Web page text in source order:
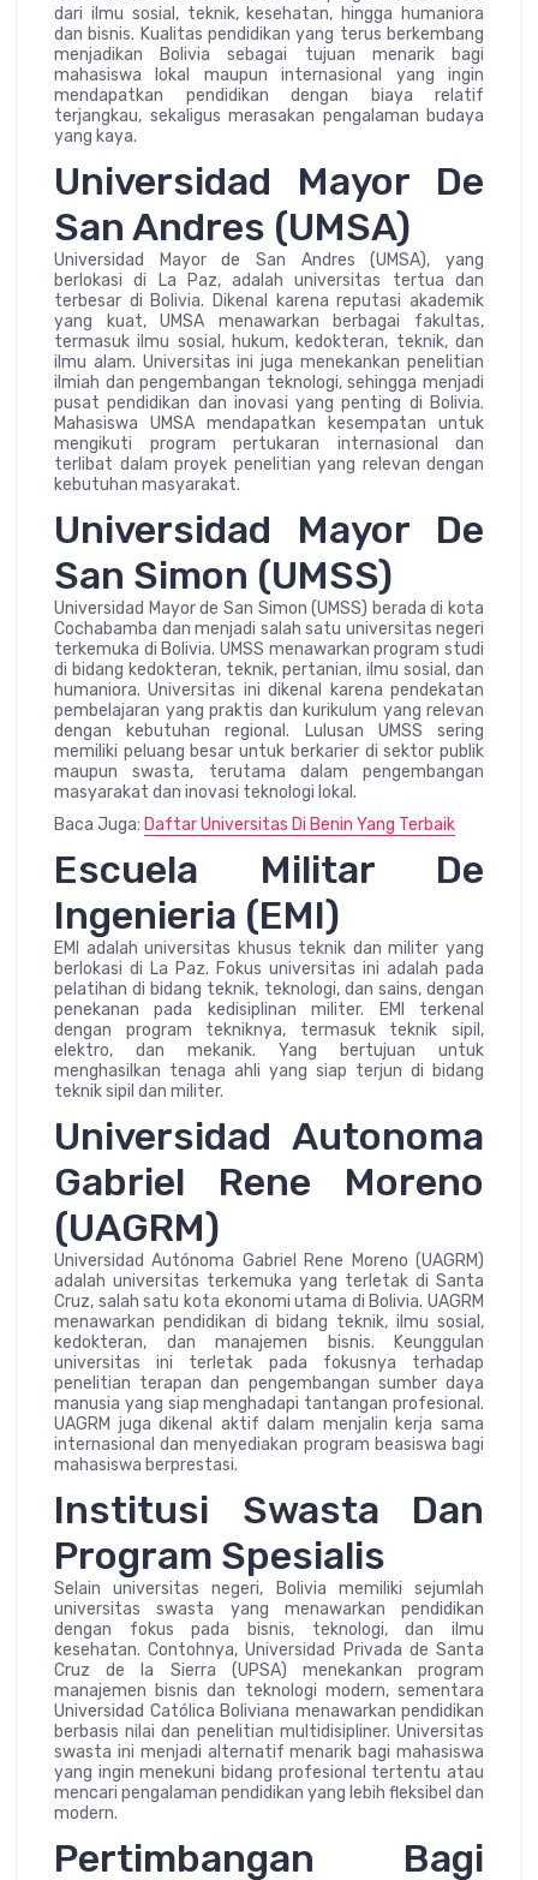
dari ilmu sosial, teknik, kesehatan, hingga humaniora
dan bisnis. Kualitas pendidikan yang terus berkembang
menjadikan Bolivia sebagai tujuan menarik bagi
mahasiswa lokal maupun internasional yang ingin
mendapatkan pendidikan dengan biaya relatif
terjangkau, sekaligus merasakan pengalaman budaya
yang kaya.
Universidad Mayor De
San Andres (UMSA)
Universidad Mayor de San Andres (UMSA), yang
berlokasi di La Paz, adalah universitas tertua dan
terbesar di Bolivia. Dikenal karena reputasi akademik
yang kuat, UMSA menawarkan berbagai fakultas,
termasuk ilmu sosial, hukum, kedokteran, teknik, dan
ilmu alam. Universitas ini juga menekankan penelitian
ilmiah dan pengembangan teknologi, sehingga menjadi
pusat pendidikan dan inovasi yang penting di Bolivia.
Mahasiswa UMSA mendapatkan kesempatan untuk
mengikuti program pertukaran internasional dan
terlibat dalam proyek penelitian yang relevan dengan
kebutuhan masyarakat.
Universidad Mayor De
San Simon (UMSS)
Universidad Mayor de San Simon (UMSS) berada di kota
Cochabamba dan menjadi salah satu universitas negeri
terkemuka di Bolivia. UMSS menawarkan program studi
di bidang kedokteran, teknik, pertanian, ilmu sosial, dan
humaniora. Universitas ini dikenal karena pendekatan
pembelajaran yang praktis dan kurikulum yang relevan
dengan kebutuhan regional. Lulusan UMSS sering
memiliki peluang besar untuk berkarier di sektor publik
maupun swasta, terutama dalam pengembangan
masyarakat dan inovasi teknologi lokal.
Baca Juga: Daftar Universitas Di Benin Yang Terbaik
Escuela Militar De
Ingenieria (EMI)
EMI adalah universitas khusus teknik dan militer yang
berlokasi di La Paz. Fokus universitas ini adalah pada
pelatihan di bidang teknik, teknologi, dan sains, dengan
penekanan pada kedisiplinan militer. EMI terkenal
dengan program tekniknya, termasuk teknik sipil,
elektro, dan mekanik. Yang bertujuan untuk
menghasilkan tenaga ahli yang siap terjun di bidang
teknik sipil dan militer.
Universidad Autonoma
Gabriel Rene Moreno
(UAGRM)
Universidad Autónoma Gabriel Rene Moreno (UAGRM)
adalah universitas terkemuka yang terletak di Santa
Cruz, salah satu kota ekonomi utama di Bolivia. UAGRM
menawarkan pendidikan di bidang teknik, ilmu sosial,
kedokteran, dan manajemen bisnis. Keunggulan
universitas ini terletak pada fokusnya terhadap
penelitian terapan dan pengembangan sumber daya
manusia yang siap menghadapi tantangan profesional.
UAGRM juga dikenal aktif dalam menjalin kerja sama
internasional dan menyediakan program beasiswa bagi
mahasiswa berprestasi.
Institusi Swasta Dan
Program Spesialis
Selain universitas negeri, Bolivia memiliki sejumlah
universitas swasta yang menawarkan pendidikan
dengan fokus pada bisnis, teknologi, dan ilmu
kesehatan. Contohnya, Universidad Privada de Santa
Cruz de la Sierra (UPSA) menekankan program
manajemen bisnis dan teknologi modern, sementara
Universidad Católica Boliviana menawarkan pendidikan
berbasis nilai dan penelitian multidisipliner. Universitas
swasta ini menjadi alternatif menarik bagi mahasiswa
yang ingin menekuni bidang profesional tertentu atau
mencari pengalaman pendidikan yang lebih fleksibel dan
modern.
Pertimbangan Bagi